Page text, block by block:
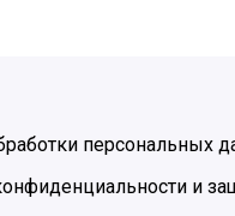
персональных
и